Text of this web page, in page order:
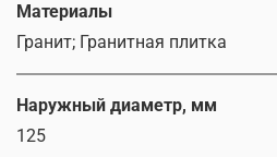
Материалы
Гранит; Гранитная плитка
Наружный диаметр, мм
125